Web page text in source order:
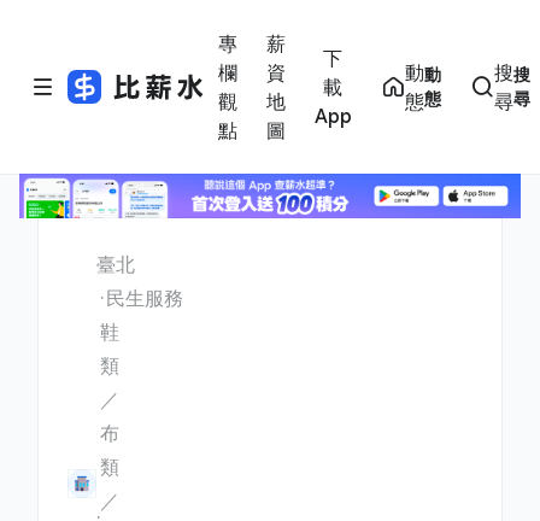
專
欄
觀
點
薪
資
地
圖
下
載
App
動
態
動
態
搜
尋
搜
尋
臺北
民生服務
鞋
類
／
布
類
／